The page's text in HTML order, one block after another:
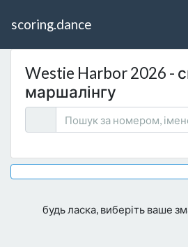
scoring.dance
Westie Harbor 2026 -
маршалінгу
будь ласка, виберіть ваше